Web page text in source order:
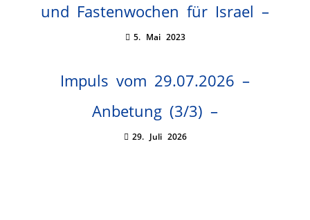
und Fastenwochen für Israel –
5. Mai 2023
Impuls vom 29.07.2026 –
Anbetung (3/3) –
29. Juli 2026